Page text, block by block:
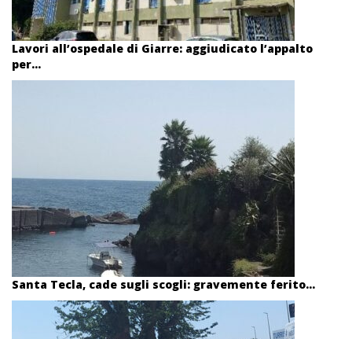
Lavori all’ospedale di Giarre: aggiudicato l’appalto
per...
Santa Tecla, cade sugli scogli: gravemente ferito...